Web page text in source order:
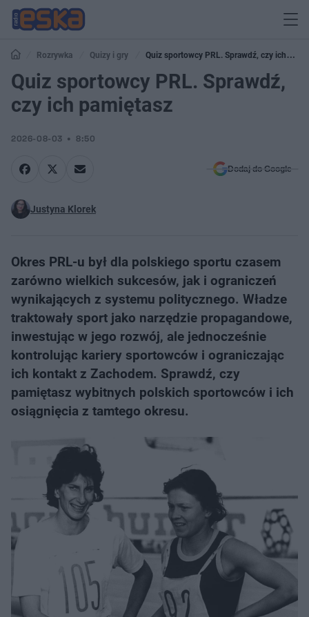
Rozrywka Quizy i gry
Quiz sportowcy PRL. Sprawdź, czy ich
pamiętasz
Quiz sportowcy PRL. Sprawdź,
czy ich pamiętasz
2026-08-03 8:50
Dodaj do Google
Justyna Klorek
Okres PRL-u był dla polskiego sportu czasem
zarówno wielkich sukcesów, jak i ograniczeń
wynikających z systemu politycznego. Władze
traktowały sport jako narzędzie propagandowe,
inwestując w jego rozwój, ale jednocześnie
kontrolując kariery sportowców i ograniczając
ich kontakt z Zachodem. Sprawdź, czy
pamiętasz wybitnych polskich sportowców i ich
osiągnięcia z tamtego okresu.